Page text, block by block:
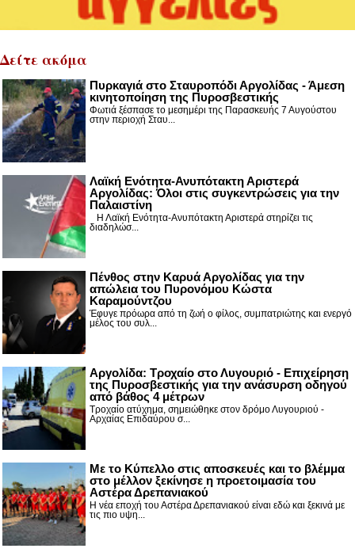
Δείτε ακόμα
Πυρκαγιά στο Σταυροπόδι Αργολίδας - Άμεση
κινητοποίηση της Πυροσβεστικής
Φωτιά ξέσπασε το μεσημέρι της Παρασκευής 7 Αυγούστου
στην περιοχή Σταυ...
Λαϊκή Ενότητα-Ανυπότακτη Αριστερά
Αργολίδας: Όλοι στις συγκεντρώσεις για την
Παλαιστίνη
Η Λαϊκή Ενότητα-Ανυπότακτη Αριστερά στηρίζει τις
διαδηλώσ...
Πένθος στην Καρυά Αργολίδας για την
απώλεια του Πυρονόμου Κώστα
Καραμούντζου
Έφυγε πρόωρα από τη ζωή ο φίλος, συμπατριώτης και ενεργό
μέλος του συλ...
Αργολίδα: Τροχαίο στο Λυγουριό - Επιχείρηση
της Πυροσβεστικής για την ανάσυρση οδηγού
από βάθος 4 μέτρων
Τροχαίο ατύχημα, σημειώθηκε στον δρόμο Λυγουριού -
Αρχαίας Επιδαύρου σ...
Με το Κύπελλο στις αποσκευές και το βλέμμα
στο μέλλον ξεκίνησε η προετοιμασία του
Αστέρα Δρεπανιακού
Η νέα εποχή του Αστέρα Δρεπανιακού είναι εδώ και ξεκινά με
τις πιο υψη...